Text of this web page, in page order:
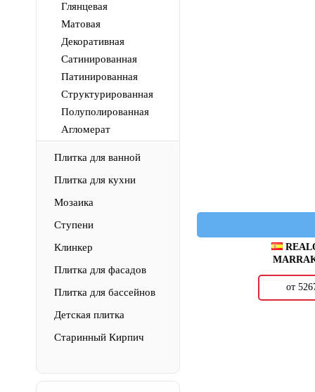
Глянцевая
Матовая
Декоративная
Сатинированная
Патинированная
Структурированная
Полуполированная
Агломерат
Плитка для ванной
Плитка для кухни
Мозаика
Ступени
Клинкер
Плитка для фасадов
Плитка для бассейнов
Детская плитка
Старинный Кирпич
от